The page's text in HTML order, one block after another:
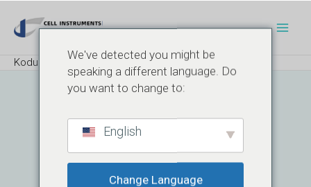
content
Kodu Toode Pehme geeli kõvadus
Pehme Geeli
Kõvadus
We've detected you might be
speaking a different language. Do
you want to change to:
English
Change Language